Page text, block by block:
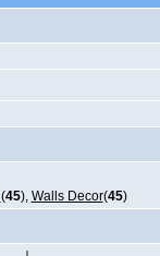
(45), Walls Decor(45)